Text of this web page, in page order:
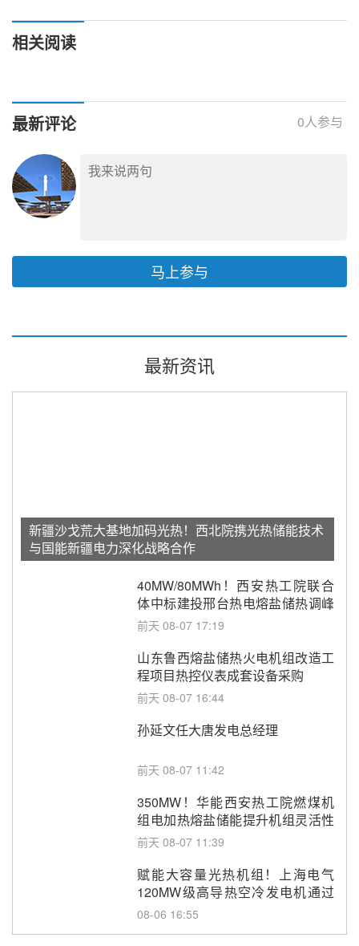
相关阅读
最新评论 0人参与
马上参与
最新资讯
新疆沙戈荒大基地加码光热！西北院携光热储能技术
与国能新疆电力深化战略合作
40MW/80MWh！西安热工院联合
体中标建投邢台热电熔盐储热调峰
调频改造EPC项目
前天 08-07 17:19
山东鲁西熔盐储热火电机组改造工
程项目热控仪表成套设备采购
前天 08-07 16:44
孙延文任大唐发电总经理
前天 08-07 11:42
350MW！华能西安热工院燃煤机
组电加热熔盐储能提升机组灵活性
改造项目初步设计第三方评审服务
前天 08-07 11:39
赋能大容量光热机组！上海电气
120MW级高导热空冷发电机通过
型式试验
08-06 16:55